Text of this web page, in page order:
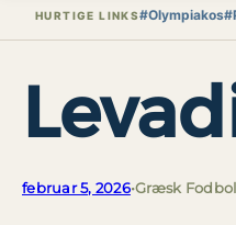
HURTIGE LINKS#Olympiakos
februar 5, 2026•Græsk